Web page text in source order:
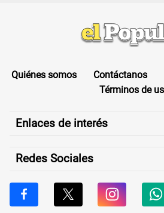
Quiénes somos Contáctanos
Términos de
Enlaces de interés
Redes Sociales